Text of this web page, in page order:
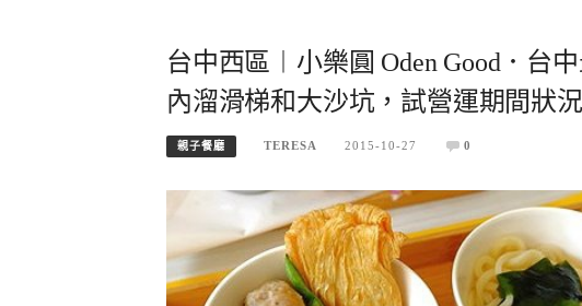
台中西區︱小樂圓 Oden Good．台
內溜滑梯和大沙坑，試營運期間狀
親子餐廳 TERESA 2015-10-27 0